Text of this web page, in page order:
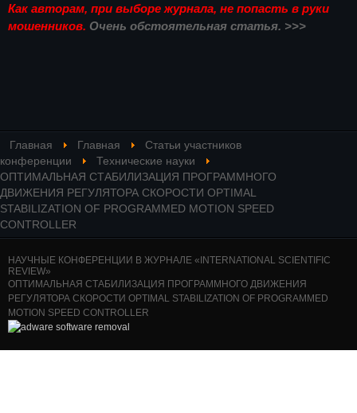
Как авторам, при выборе журнала, не попасть в руки
мошенников. Очень обстоятельная статья. >>>
Главная Главная
Статьи участников
конференции
Технические науки
ОПТИМАЛЬНАЯ СТАБИЛИЗАЦИЯ ПРОГРАММНОГО
ДВИЖЕНИЯ РЕГУЛЯТОРА СКОРОСТИ OPTIMAL
STABILIZATION OF PROGRAMMED MOTION SPEED
CONTROLLER
НАУЧНЫЕ КОНФЕРЕНЦИИ В ЖУРНАЛЕ «INTERNATIONAL SCIENTIFIC
REVIEW»
ОПТИМАЛЬНАЯ СТАБИЛИЗАЦИЯ ПРОГРАММНОГО ДВИЖЕНИЯ
РЕГУЛЯТОРА СКОРОСТИ OPTIMAL STABILIZATION OF PROGRAMMED
MOTION SPEED CONTROLLER